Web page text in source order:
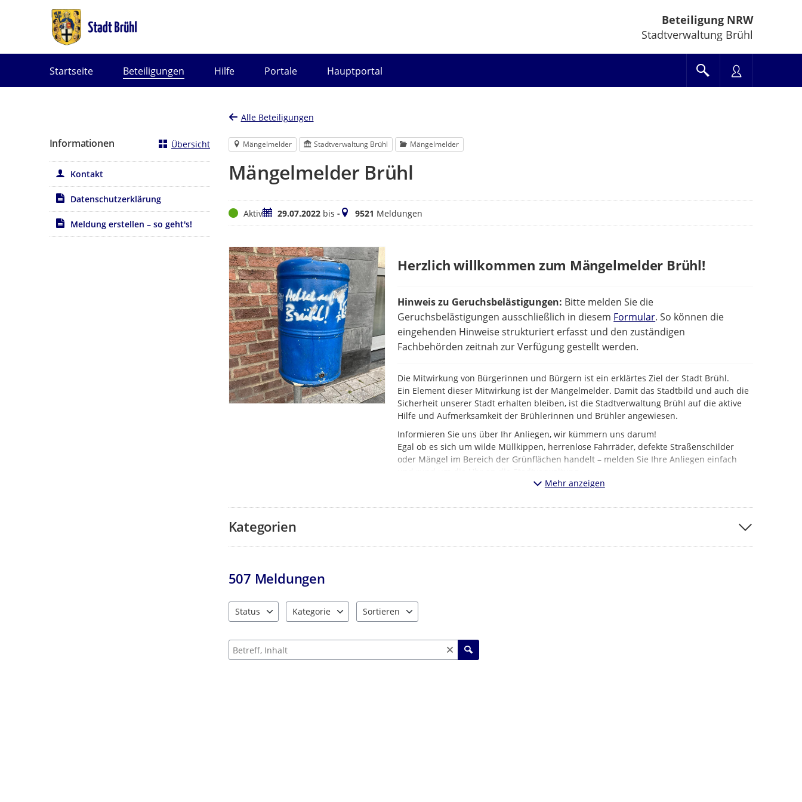
Beteiligung NRW
Stadtverwaltung Brühl
Startseite Beteiligungen Hilfe Portale Hauptportal
Alle Beteiligungen
Mängelmelder Stadtverwaltung Brühl Mängelmelder
Mängelmelder Brühl
StatusAktivZeitraum
29.07.2022bis -Meldungen
9521 Meldungen
Herzlich willkommen zum Mängelmelder Brühl!
Hinweis zu Geruchsbelästigungen: Bitte melden Sie die
Geruchsbelästigungen ausschließlich in diesem Formular. So können die
eingehenden Hinweise strukturiert erfasst und den zuständigen
Fachbehörden zeitnah zur Verfügung gestellt werden.
Die Mitwirkung von Bürgerinnen und Bürgern ist ein erklärtes Ziel der Stadt Brühl.
Ein Element dieser Mitwirkung ist der Mängelmelder. Damit das Stadtbild und auch die
Sicherheit unserer Stadt erhalten bleiben, ist die Stadtverwaltung Brühl auf die aktive
Hilfe und Aufmerksamkeit der Brühlerinnen und Brühler angewiesen.
Informieren Sie uns über Ihr Anliegen, wir kümmern uns darum!
Egal ob es sich um wilde Müllkippen, herrenlose Fahrräder, defekte Straßenschilder
oder Mängel im Bereich der Grünflächen handelt – melden Sie Ihre Anliegen einfach
Mehr anzeigen
Kategorien
507 Meldungen
Status
Kategorie
Sortieren
Suche nach Meldungen und Kommentaren
Informationen Übersicht
Kontakt
Datenschutzerklärung
Meldung erstellen – so geht's!